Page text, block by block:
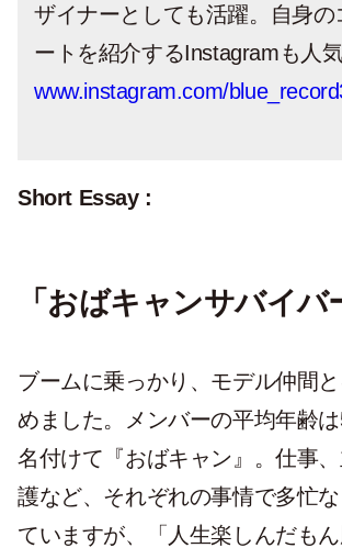
ザイナーとしても活躍。自身の
ートを紹介するInstagramも人気
www.instagram.com/
Short Essay :
「おばキャンサバイバ
ブームに乗っかり、モデル仲間
めました。メンバーの平均年齢は
名付けて『おばキャン』。仕事
護など、それぞれの事情で多忙
ていますが、「人生楽しんだも